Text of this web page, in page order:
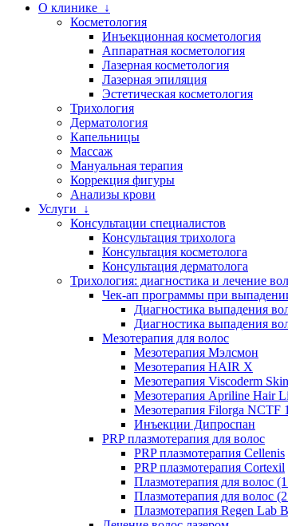
О клинике ↓
Косметология
Инъекционная косметология
Аппаратная косметология
Лазерная косметология
Лазерная эпиляция
Эстетическая косметология
Трихология
Дерматология
Капельницы
Массаж
Мануальная терапия
Коррекция фигуры
Анализы крови
Услуги ↓
Консультации специалистов
Консультация трихолога
Консультация косметолога
Консультация дерматолога
Трихология: диагностика и лечение
Чек-ап программы при
Диагностика выпадения
Диагностика выпадения
Мезотерапия для волос
Мезотерапия Мэлсмон
Мезотерапия HAIR X
Мезотерапия Viscoderm
Мезотерапия Apriline Hair
Мезотерапия Filorga NCTF
Инъекции Дипроспан
PRP плазмотерапия для волос
PRP плазмотерапия Cellenis
PRP плазмотерапия Cortexil
Плазмотерапия для волос
Плазмотерапия для волос
Плазмотерапия Regen Lab